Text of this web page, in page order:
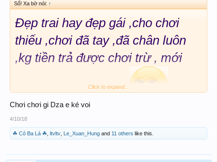
Số! Xa bờ nói: ↑
Đẹp trai hay đẹp gái ,cho chơi
thiếu ,chơi đã tay ,đã chân luôn
,kg tiền trả được chơi trừ , mới
nghe thầu nói vậy á ,
Click to expand...
Chơi chơi gi Dza e ké voi
4/10/18
☘ Cỏ Ba Lá ☘ ltvltv Le_Xuan_Hung and 11 others like this.